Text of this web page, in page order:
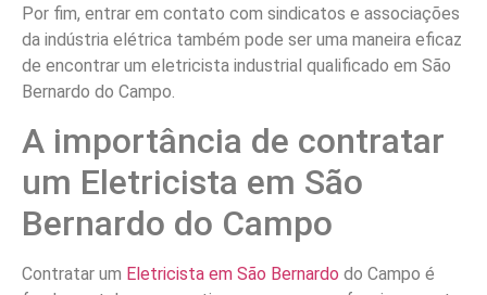
Por fim, entrar em contato com sindicatos e associações
da indústria elétrica também pode ser uma maneira eficaz
de encontrar um eletricista industrial qualificado em São
Bernardo do Campo.
A importância de contratar
um Eletricista em São
Bernardo do Campo
Contratar um Eletricista em São Bernardo do Campo é